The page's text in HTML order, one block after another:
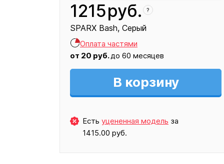
1215руб. ?
SPARX Bash Серый
Кресло
Оплата частями
от 20 руб.до 60 месяцев
В корзину
Есть уцененная модель за
1415.00 руб.